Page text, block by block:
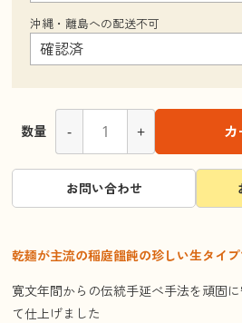
沖縄・離島への配送不可
数量 - +
お問い合わせ
乾麺が主流の稲庭饂飩の珍しい生タイプ
寛文年間からの伝統手延べ手法を頑固
て仕上げました